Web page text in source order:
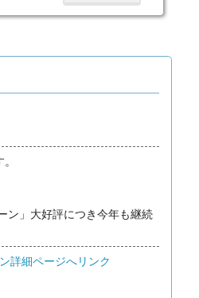
ン」大好評につき今年も継続
詳細ページへリンク